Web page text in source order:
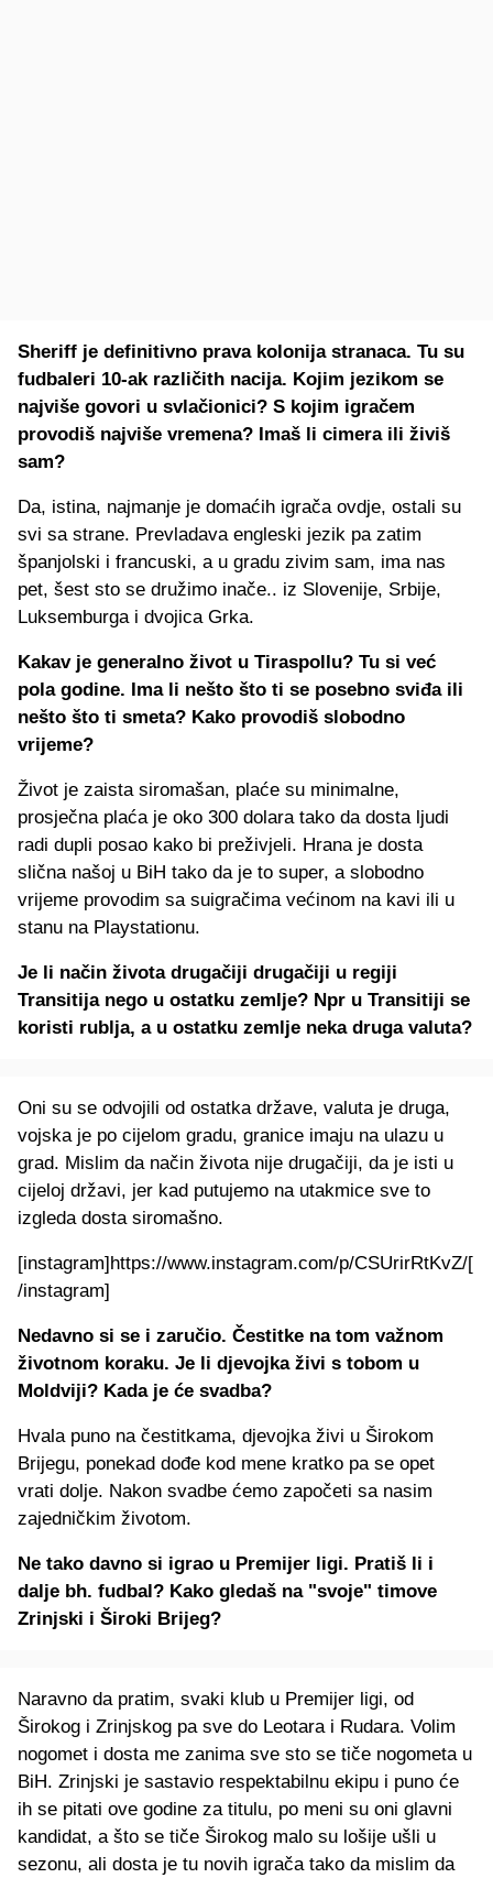
Sheriff je definitivno prava kolonija stranaca. Tu su
fudbaleri 10-ak različith nacija. Kojim jezikom se
najviše govori u svlačionici? S kojim igračem
provodiš najviše vremena? Imaš li cimera ili živiš
sam?
Da, istina, najmanje je domaćih igrača ovdje, ostali su
svi sa strane. Prevladava engleski jezik pa zatim
španjolski i francuski, a u gradu zivim sam, ima nas
pet, šest sto se družimo inače.. iz Slovenije, Srbije,
Luksemburga i dvojica Grka.
Kakav je generalno život u Tiraspollu? Tu si već
pola godine. Ima li nešto što ti se posebno sviđa ili
nešto što ti smeta? Kako provodiš slobodno
vrijeme?
Život je zaista siromašan, plaće su minimalne,
prosječna plaća je oko 300 dolara tako da dosta ljudi
radi dupli posao kako bi preživjeli. Hrana je dosta
slična našoj u BiH tako da je to super, a slobodno
vrijeme provodim sa suigračima većinom na kavi ili u
stanu na Playstationu.
Je li način života drugačiji drugačiji u regiji
Transitija nego u ostatku zemlje? Npr u Transitiji se
koristi rublja, a u ostatku zemlje neka druga valuta?
Oni su se odvojili od ostatka države, valuta je druga,
vojska je po cijelom gradu, granice imaju na ulazu u
grad. Mislim da način života nije drugačiji, da je isti u
cijeloj državi, jer kad putujemo na utakmice sve to
izgleda dosta siromašno.
[instagram]https://www.instagram.com/p/CSUrirRtKvZ/[
/instagram]
Nedavno si se i zaručio. Čestitke na tom važnom
životnom koraku. Je li djevojka živi s tobom u
Moldviji? Kada je će svadba?
Hvala puno na čestitkama, djevojka živi u Širokom
Brijegu, ponekad dođe kod mene kratko pa se opet
vrati dolje. Nakon svadbe ćemo započeti sa nasim
zajedničkim životom.
Ne tako davno si igrao u Premijer ligi. Pratiš li i
dalje bh. fudbal? Kako gledaš na "svoje" timove
Zrinjski i Široki Brijeg?
Naravno da pratim, svaki klub u Premijer ligi, od
Širokog i Zrinjskog pa sve do Leotara i Rudara. Volim
nogomet i dosta me zanima sve sto se tiče nogometa u
BiH. Zrinjski je sastavio respektabilnu ekipu i puno će
ih se pitati ove godine za titulu, po meni su oni glavni
kandidat, a što se tiče Širokog malo su lošije ušli u
sezonu, ali dosta je tu novih igrača tako da mislim da